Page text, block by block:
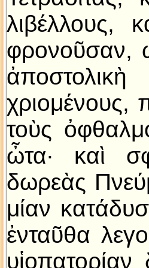
λιβέλλους,
φρονοῦσαν,
χριομένους,
τοὺς
ὦτα· καὶ
δωρεὰς
μίαν
ἐνταῦθα